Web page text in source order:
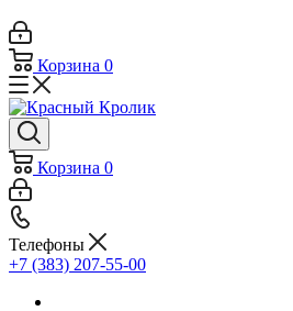
Корзина 0
Корзина 0
Телефоны
+7 (383) 207-55-00